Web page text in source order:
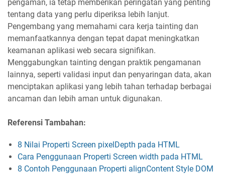
pengaman, ia tetap memberikan peringatan yang penting
tentang data yang perlu diperiksa lebih lanjut.
Pengembang yang memahami cara kerja tainting dan
memanfaatkannya dengan tepat dapat meningkatkan
keamanan aplikasi web secara signifikan.
Menggabungkan tainting dengan praktik pengamanan
lainnya, seperti validasi input dan penyaringan data, akan
menciptakan aplikasi yang lebih tahan terhadap berbagai
ancaman dan lebih aman untuk digunakan.
Referensi Tambahan:
8 Nilai Properti Screen pixelDepth pada HTML
Cara Penggunaan Properti Screen width pada HTML
8 Contoh Penggunaan Properti alignContent Style DOM